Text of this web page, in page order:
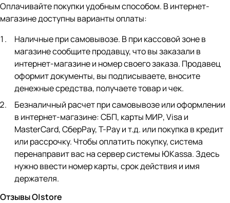
Оплачивайте покупки удобным способом. В интернет-
магазине доступны варианты оплаты:
Наличные при самовывозе. В при кассовой зоне в
магазине сообщите продавцу, что вы заказали в
интернет-магазине и номер своего заказа. Продавец
оформит документы, вы подписываете, вносите
денежные средства, получаете товар и чек.
Безналичный расчет при самовывозе или оформлении
в интернет-магазине: СБП, карты МИР, Visa и
MasterCard, СберPay, Т-Pay и т.д. или покупка в кредит
или рассрочку. Чтобы оплатить покупку, система
перенаправит вас на сервер системы ЮKassa. Здесь
нужно ввести номер карты, срок действия и имя
держателя.
Отзывы O|store